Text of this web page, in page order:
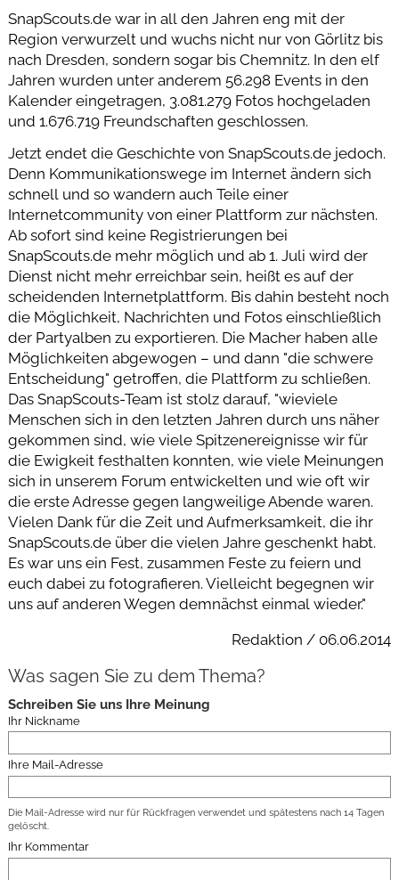
SnapScouts.de war in all den Jahren eng mit der
Region verwurzelt und wuchs nicht nur von Görlitz bis
nach Dresden, sondern sogar bis Chemnitz. In den elf
Jahren wurden unter anderem 56.298 Events in den
Kalender eingetragen, 3.081.279 Fotos hochgeladen
und 1.676.719 Freundschaften geschlossen.
Jetzt endet die Geschichte von SnapScouts.de jedoch.
Denn Kommunikationswege im Internet ändern sich
schnell und so wandern auch Teile einer
Internetcommunity von einer Plattform zur nächsten.
Ab sofort sind keine Registrierungen bei
SnapScouts.de mehr möglich und ab 1. Juli wird der
Dienst nicht mehr erreichbar sein, heißt es auf der
scheidenden Internetplattform. Bis dahin besteht noch
die Möglichkeit, Nachrichten und Fotos einschließlich
der Partyalben zu exportieren. Die Macher haben alle
Möglichkeiten abgewogen – und dann "die schwere
Entscheidung" getroffen, die Plattform zu schließen.
Das SnapScouts-Team ist stolz darauf, "wieviele
Menschen sich in den letzten Jahren durch uns näher
gekommen sind, wie viele Spitzenereignisse wir für
die Ewigkeit festhalten konnten, wie viele Meinungen
sich in unserem Forum entwickelten und wie oft wir
die erste Adresse gegen langweilige Abende waren.
Vielen Dank für die Zeit und Aufmerksamkeit, die ihr
SnapScouts.de über die vielen Jahre geschenkt habt.
Es war uns ein Fest, zusammen Feste zu feiern und
euch dabei zu fotografieren. Vielleicht begegnen wir
uns auf anderen Wegen demnächst einmal wieder."
Redaktion / 06.06.2014
Was sagen Sie zu dem Thema?
Schreiben Sie uns Ihre Meinung
Ihr Nickname
Ihre Mail-Adresse
Die Mail-Adresse wird nur für Rückfragen verwendet und spätestens nach 14 Tagen
gelöscht.
Ihr Kommentar